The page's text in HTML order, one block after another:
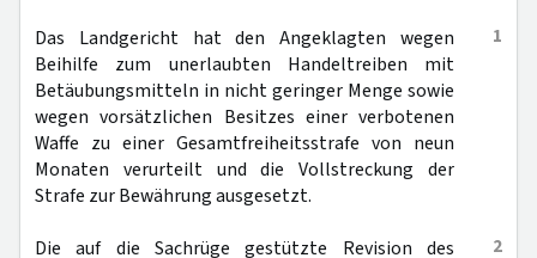
1
Das Landgericht hat den Angeklagten wegen
Beihilfe zum unerlaubten Handeltreiben mit
Betäubungsmitteln in nicht geringer Menge sowie
wegen vorsätzlichen Besitzes einer verbotenen
Waffe zu einer Gesamtfreiheitsstrafe von neun
Monaten verurteilt und die Vollstreckung der
Strafe zur Bewährung ausgesetzt.
2
Die auf die Sachrüge gestützte Revision des